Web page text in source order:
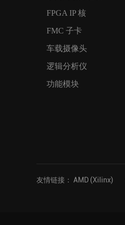
FPGA IP 核
FMC 子卡
车载摄像头
逻辑分析仪
功能模块
友情链接： AMD (Xilinx)